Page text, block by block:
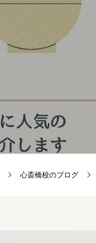
心斎橋校のブログ